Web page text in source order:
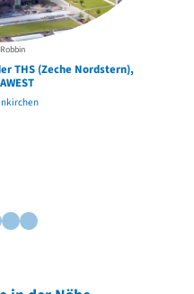
THS (Zeche Nordstern),